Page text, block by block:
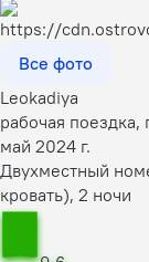
Все фото
Leokadiya
рабочая поездка,
май 2024 г.
Двухместный
кровать), 2 ночи